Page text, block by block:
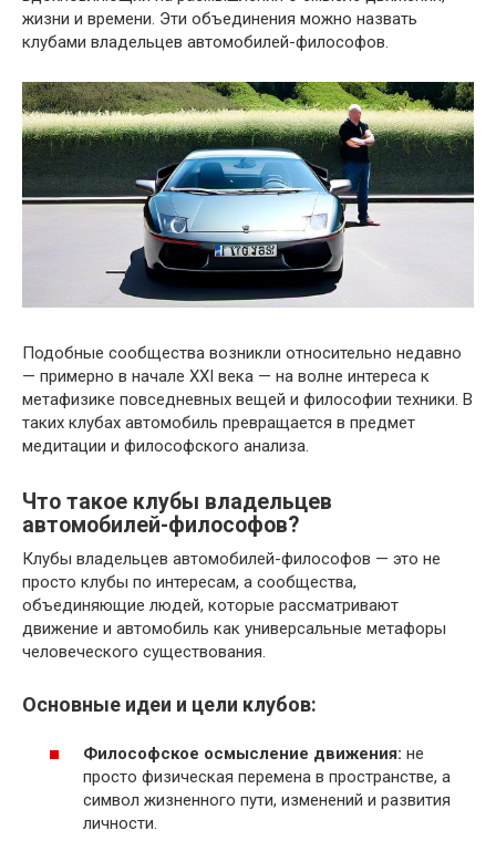
жизни и времени. Эти объединения можно назвать
клубами владельцев автомобилей-философов.
Подобные сообщества возникли относительно недавно
— примерно в начале XXI века — на волне интереса к
метафизике повседневных вещей и философии техники. В
таких клубах автомобиль превращается в предмет
медитации и философского анализа.
Что такое клубы владельцев
автомобилей-философов?
Клубы владельцев автомобилей-философов — это не
просто клубы по интересам, а сообщества,
объединяющие людей, которые рассматривают
движение и автомобиль как универсальные метафоры
человеческого существования.
Основные идеи и цели клубов:
Философское осмысление движения: не
просто физическая перемена в пространстве, а
символ жизненного пути, изменений и развития
личности.